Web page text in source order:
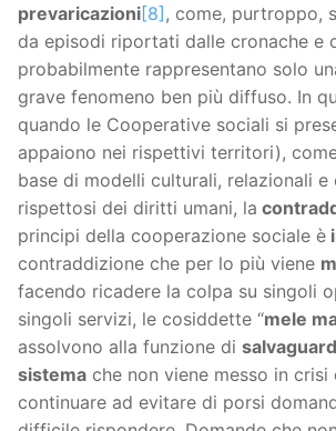
prevaricazioni[8], come, purtroppo,
da episodi riportati dalle cronache e
probabilmente rappresentano solo
grave fenomeno ben più diffuso. In
quando le Cooperative sociali si
appaiono nei rispettivi territori),
base di modelli culturali, relazionali
rispettosi dei diritti umani, la
principi della cooperazione sociale è
contraddizione che per lo più viene
facendo ricadere la colpa su singoli
singoli servizi, le cosiddette “mele
assolvono alla funzione di
sistema che non viene messo in crisi
continuare ad evitare di porsi